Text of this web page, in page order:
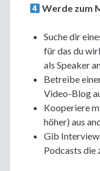
Werde zum
Suche dir
für das du
als Speaker
Betreibe
Video-Blog
Kooperiere
höher) aus
Gib
Podcasts die